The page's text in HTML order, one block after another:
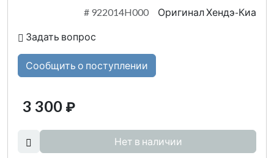
# 922014H000 Оригинал Хендэ-Киа
Задать вопрос
Сообщить о поступлении
3 300 ₽
Нет в наличии